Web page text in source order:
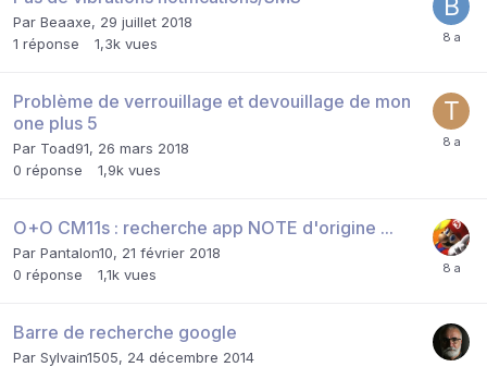
Par Beaaxe, 29 juillet 2018
1 réponse 1,3k vues
Problème de verrouillage et devouillage de mon
one plus 5
Par Toad91, 26 mars 2018
0 réponse 1,9k vues
O+O CM11s : recherche app NOTE d'origine ...
Par Pantalon10, 21 février 2018
0 réponse 1,1k vues
Barre de recherche google
Par Sylvain1505, 24 décembre 2014